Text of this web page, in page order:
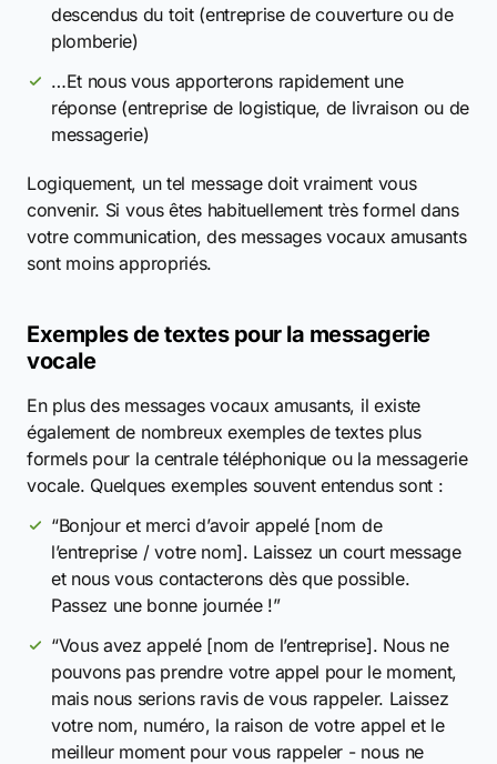
descendus du toit (entreprise de couverture ou de
plomberie)
…Et nous vous apporterons rapidement une
réponse (entreprise de logistique, de livraison ou de
messagerie)
Logiquement, un tel message doit vraiment vous
convenir. Si vous êtes habituellement très formel dans
votre communication, des messages vocaux amusants
sont moins appropriés.
Exemples de textes pour la messagerie
vocale
En plus des messages vocaux amusants, il existe
également de nombreux exemples de textes plus
formels pour la centrale téléphonique ou la messagerie
vocale. Quelques exemples souvent entendus sont :
“Bonjour et merci d’avoir appelé [nom de
l’entreprise / votre nom]. Laissez un court message
et nous vous contacterons dès que possible.
Passez une bonne journée !”
“Vous avez appelé [nom de l’entreprise]. Nous ne
pouvons pas prendre votre appel pour le moment,
mais nous serions ravis de vous rappeler. Laissez
votre nom, numéro, la raison de votre appel et le
meilleur moment pour vous rappeler - nous ne